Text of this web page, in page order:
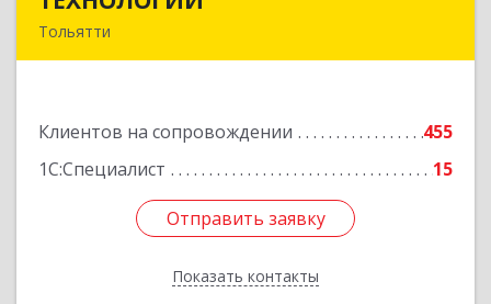
Тольятти
Клиентов на сопровождении
455
1С:Специалист
15
Отправить заявку
Показать контакты
Подробнее
Отправить заявку
Назад